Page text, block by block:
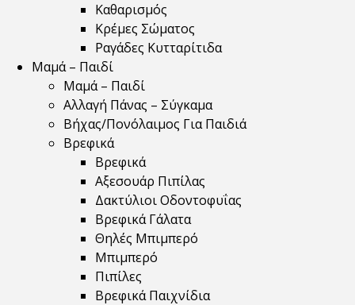
Καθαρισμός
Κρέμες Σώματος
Ραγάδες Κυτταρίτιδα
Μαμά – Παιδί
Μαμά – Παιδί
Αλλαγή Πάνας – Σύγκαμα
Βήχας/Πονόλαιμος Για Παιδιά
Βρεφικά
Βρεφικά
Αξεσουάρ Πιπίλας
Δακτύλιοι Οδοντοφυΐας
Βρεφικά Γάλατα
Θηλές Μπιμπερό
Μπιμπερό
Πιπίλες
Βρεφικά Παιχνίδια